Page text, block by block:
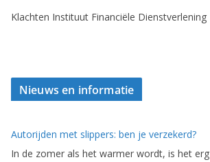
Klachten Instituut Financiële Dienstverlening
Nieuws en informatie
Autorijden met slippers: ben je verzekerd?
In de zomer als het warmer wordt, is het erg